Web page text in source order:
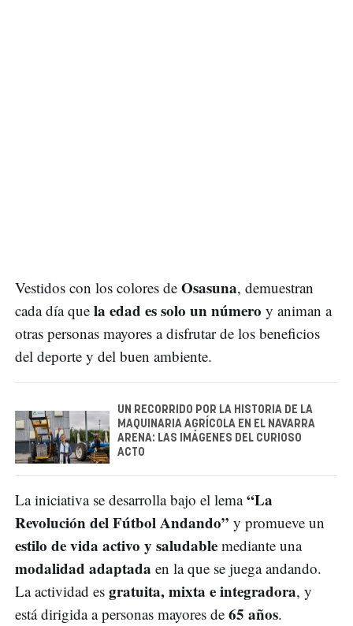
Vestidos con los colores de Osasuna, demuestran
cada día que la edad es solo un número y animan a
otras personas mayores a disfrutar de los beneficios
del deporte y del buen ambiente.
UN RECORRIDO POR LA HISTORIA DE LA
MAQUINARIA AGRÍCOLA EN EL NAVARRA
ARENA: LAS IMÁGENES DEL CURIOSO
ACTO
La iniciativa se desarrolla bajo el lema“La
Revolución del Fútbol Andando” y promueve un
estilo de vida activo y saludable mediante una
modalidad adaptada en la que se juega andando.
La actividad es gratuita, mixta e integradora, y
está dirigida a personas mayores de 65 años.